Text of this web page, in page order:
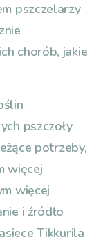
pszczelarzy
chorób, jakie
pszczoły
potrzeby,
więcej
więcej
i źródło
Tikkurila